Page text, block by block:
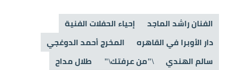
الفنان راشد الماجد
إحياء الحفلات الفنية
دار الأوبرا في القاهره
المخرج أحمد الدوغجي
سالم الهندي
\"من عرفتك\"
طلال مداح